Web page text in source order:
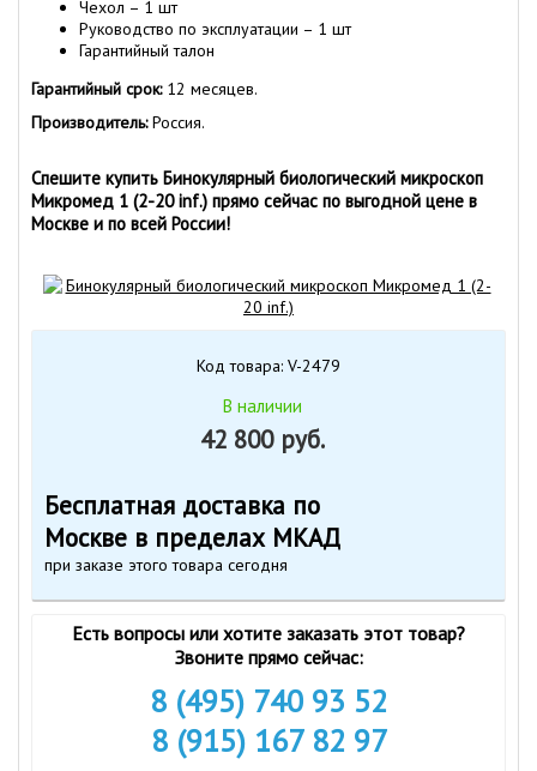
Чехол – 1 шт
Руководство по эксплуатации – 1 шт
Гарантийный талон
Гарантийный срок:12 месяцев.
Производитель:Россия.
Спешите купить Бинокулярный биологический микроскоп
Микромед 1 (2-20 inf.) прямо сейчас по выгодной цене в
Москве и по всей России!
Код товара: V-2479
В наличии
42 800 руб.
Бесплатная доставка по
Москве в пределах МКАД
при заказе этого товара сегодня
Есть вопросы или хотите заказать этот товар?
Звоните прямо сейчас:
8 (495) 740 93 52
8 (915) 167 82 97